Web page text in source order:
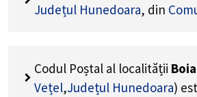
Județul Hunedoara, din
Codul Poștal al localității
Vețel,Județul Hunedoara)